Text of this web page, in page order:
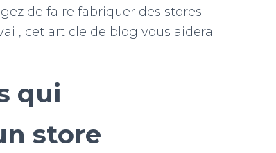
de faire fabriquer des stores
cet article de blog vous aidera
qui
store